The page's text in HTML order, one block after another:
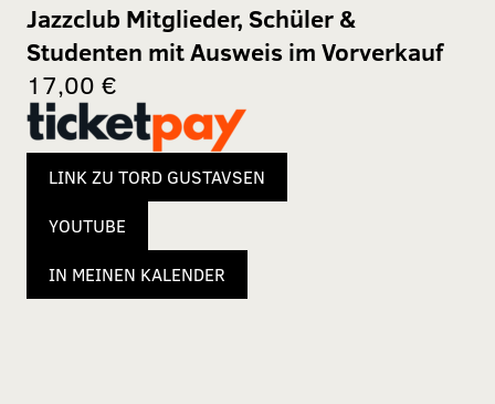
Jazzclub Mitglieder, Schüler &
Studenten mit Ausweis im Vorverkauf
17,00 €
LINK ZU TORD GUSTAVSEN
YOUTUBE
IN MEINEN KALENDER